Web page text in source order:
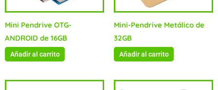
Mini Pendrive OTG-
ANDROID de 16GB
Añadir al carrito
Mini-Pendrive Metálico de
32GB
Añadir al carrito